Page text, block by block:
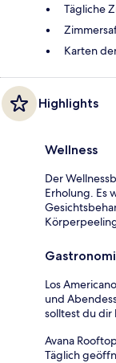
Tägliche
Karten
Highlights
Wellness
Der
Erholung. Es
Los
und
solltest du dir
Avana
Täglich